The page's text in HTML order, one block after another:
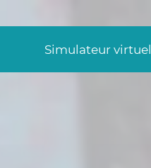
Simulateur virtuel